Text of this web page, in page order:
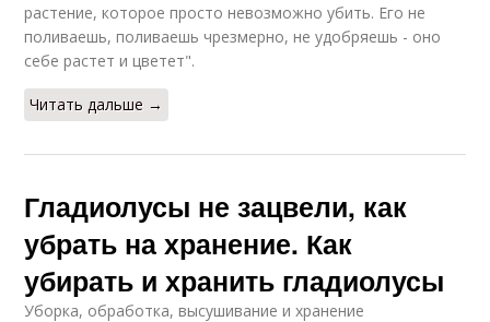
растение, которое просто невозможно убить. Его не
поливаешь, поливаешь чрезмерно, не удобряешь - оно
себе растет и цветет".
Читать дальше →
Гладиолусы не зацвели, как
убрать на хранение. Как
убирать и хранить гладиолусы
Уборка, обработка, высушивание и хранение